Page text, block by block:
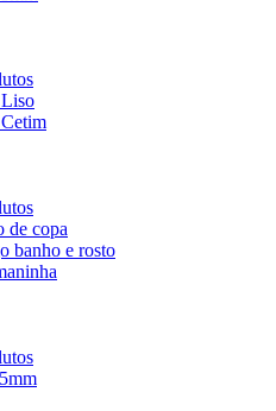
Liso
de copa
banho e rosto